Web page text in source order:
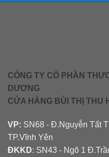
CÔNG TY CỔ PHẦN
DƯƠNG
CỬA HÀNG BÙI THỊ THU
VP: SN68 - Đ.Nguyễn Tất
TP.Vĩnh Yên
ĐKKD: SN43 - Ngõ 1